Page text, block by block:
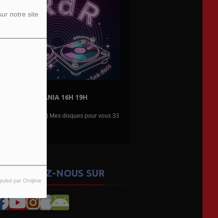
notre site
par Orejime
DE L'AIR...LES DÉCOUVERTES
Une belle émission musicale des découvertes,
NOUS SUR